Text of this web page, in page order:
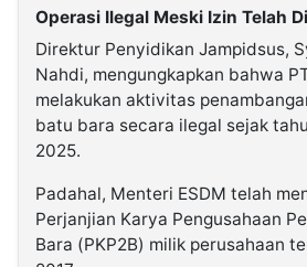
Operasi Ilegal Meski Izin Telah
Direktur Penyidikan Jampidsus,
Nahdi, mengungkapkan bahwa
melakukan aktivitas
batu bara secara ilegal sejak
2025.
Padahal, Menteri ESDM telah
Perjanjian Karya Pengusahaan
Bara (PKP2B) milik perusahaan